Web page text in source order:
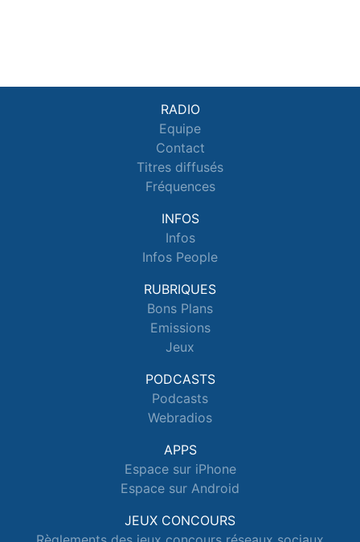
RADIO
Equipe
Contact
Titres diffusés
Fréquences
INFOS
Infos
Infos People
RUBRIQUES
Bons Plans
Emissions
Jeux
PODCASTS
Podcasts
Webradios
APPS
Espace sur iPhone
Espace sur Android
JEUX CONCOURS